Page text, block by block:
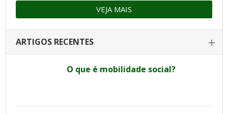
VEJA MAIS
ARTIGOS RECENTES
O que é mobilidade social?